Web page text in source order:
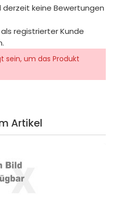
derzeit keine Bewertungen
registrierter Kunde
sein, um das Produkt
Artikel